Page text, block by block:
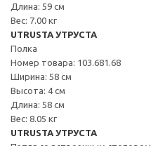
Длина: 59 см
Вес: 7.00 кг
UTRUSTA УТРУСТА
Полка
Номер товара: 103.681.68
Ширина: 58 см
Высота: 4 см
Длина: 58 см
Вес: 8.05 кг
UTRUSTA УТРУСТА